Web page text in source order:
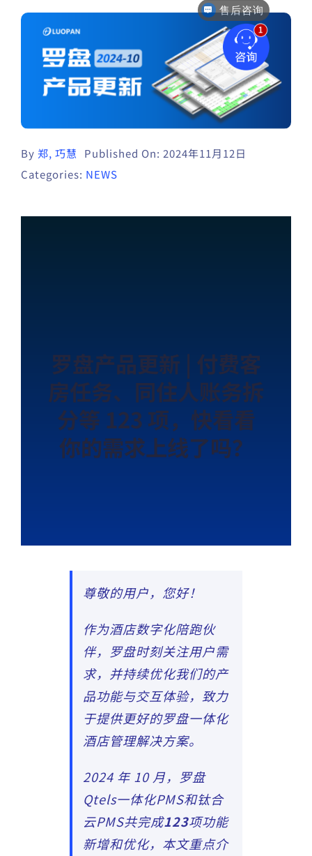
By 郑, 巧慧
Published On: 2024年11月12日
Categories: NEWS
罗盘产品更新 | 付费客
房任务、同住人账务拆
分等 123 项，快看看
你的需求上线了吗？
尊敬的用户，您好！
作为酒店数字化陪跑伙
伴，罗盘时刻关注用户需
求，并持续优化我们的产
品功能与交互体验，致力
于提供更好的罗盘一体化
酒店管理解决方案。
2024 年 10 月，罗盘
Qtels一体化PMS和钛合
云PMS共完成123项功能
新增和优化，本文重点介
售后咨询